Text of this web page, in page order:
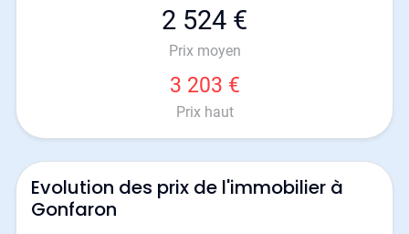
2 524 €
Prix moyen
3 203 €
Prix haut
Evolution des prix de l'immobilier à
Gonfaron